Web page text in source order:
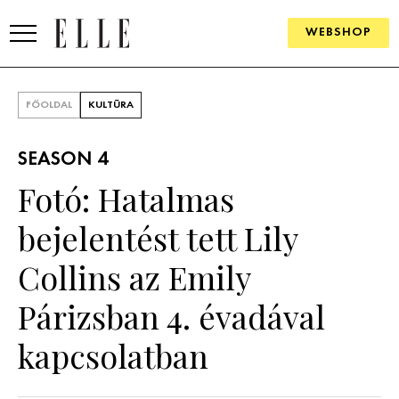
WEBSHOP
SZÉPSÉG
KULTÚRA
PSZICHÉ
ÉLETMÓD
FŐOLDAL KULTÚRA
SEASON 4
Fotó: Hatalmas
bejelentést tett Lily
Collins az Emily
Párizsban 4. évadával
kapcsolatban